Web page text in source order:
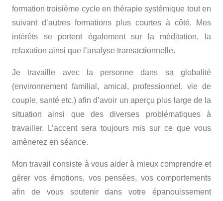
formation troisième cycle en thérapie systémique tout en
suivant d’autres formations plus courtes à côté. Mes
intérêts se portent également sur la méditation, la
relaxation ainsi que l’analyse transactionnelle.
Je travaille avec la personne dans sa globalité
(environnement familial, amical, professionnel, vie de
couple, santé etc.) afin d’avoir un aperçu plus large de la
situation ainsi que des diverses problématiques à
travailler. L’accent sera toujours mis sur ce que vous
amènerez en séance.
Mon travail consiste à vous aider à mieux comprendre et
gérer vos émotions, vos pensées, vos comportements
afin de vous soutenir dans votre épanouissement